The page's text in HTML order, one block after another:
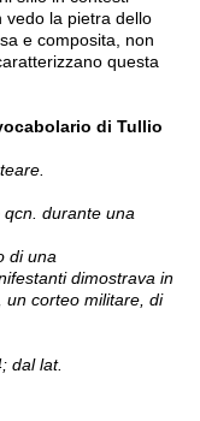
vedo la pietra dello
e composita, non
questa
di Tullio
durante una
di una
dimostrava in
un corteo militare, di
dal lat.